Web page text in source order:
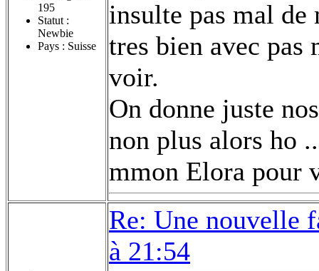
195
Statut :
Newbie
Pays : Suisse
insulte pas mal de
tres bien avec pas
voir.
On donne juste
non plus alors ho
mmon Elora pour
Re: Une nouvelle
à 21:54